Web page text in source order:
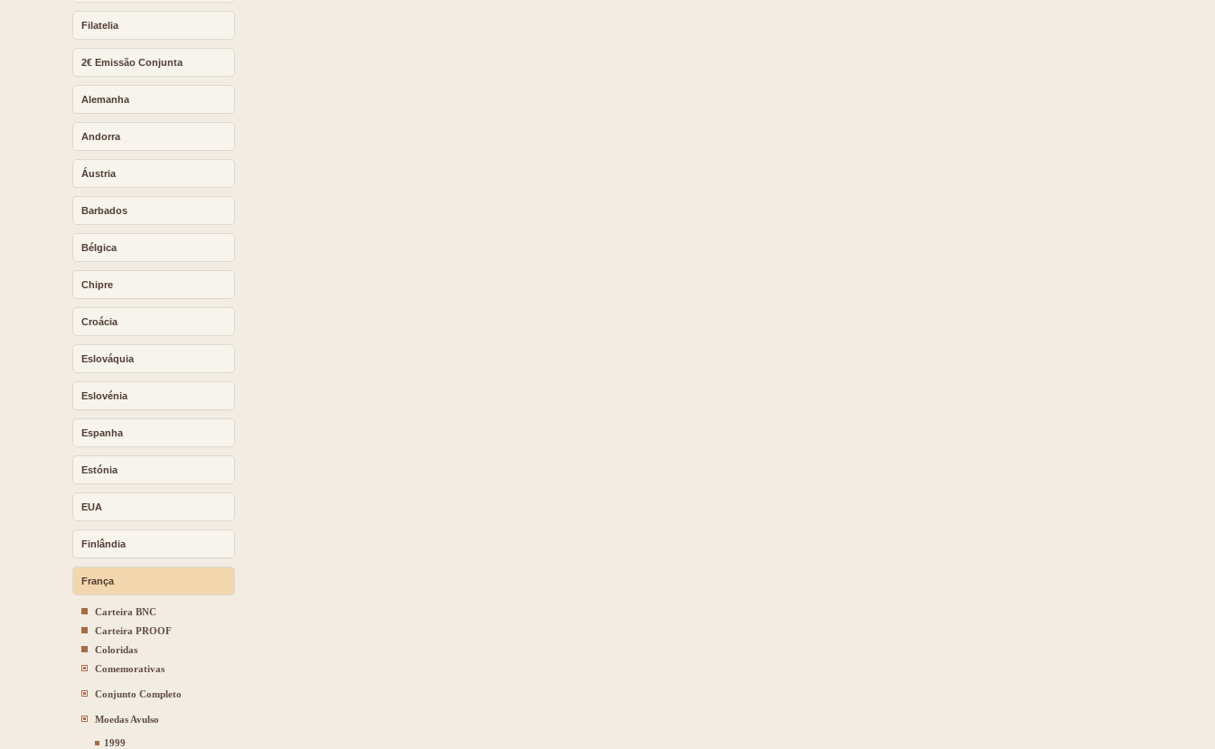
Filatelia
2€ Emissão Conjunta
Alemanha
Andorra
Áustria
Barbados
Bélgica
Chipre
Croácia
Eslováquia
Eslovénia
Espanha
Estónia
EUA
Finlândia
França
Carteira BNC
Carteira PROOF
Coloridas
Comemorativas
Conjunto Completo
Moedas Avulso
1999